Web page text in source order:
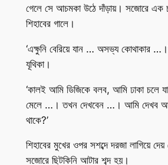
গেলে সে আচমকা উঠে দাঁড়ায়। সজোরে এক
শিহাবের গালে।
‘এক্ষুনি বেরিয়ে যান … অসভ্য কোথাকার
যূথিকা।
‘কালই আমি ডিজিকে বলব, আমি ঢাকা
মেলে …। তখন দেখবেন …। আমি দেখব
থাকে?’
শিহাবের মুখের ওপর সশব্দে দরজা লাগিয়ে
সজোরে ছিটকিনি আটার শব্দ হয়।